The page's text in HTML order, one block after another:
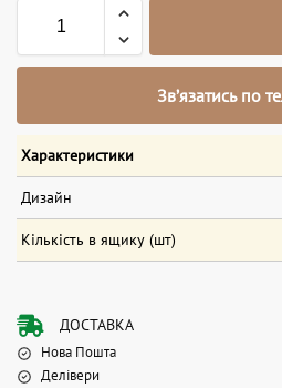
Зв’язатись по
Характеристики
Дизайн
Кількість в ящику (шт)
ДОСТАВКА
Нова Пошта
Делівери